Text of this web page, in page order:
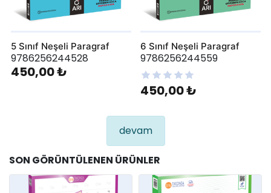
5 Sınıf Neşeli Paragraf
9786256244528
450,00 ₺
6 Sınıf Neşeli Paragraf
9786256244559
450,00 ₺
devam
SON GÖRÜNTÜLENEN ÜRÜNLER